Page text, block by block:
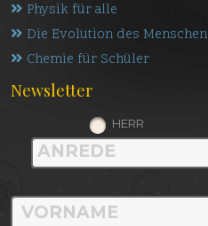
Physik für alle
Die Evolution des Menschen
Chemie für Schüler
Newsletter
HERR